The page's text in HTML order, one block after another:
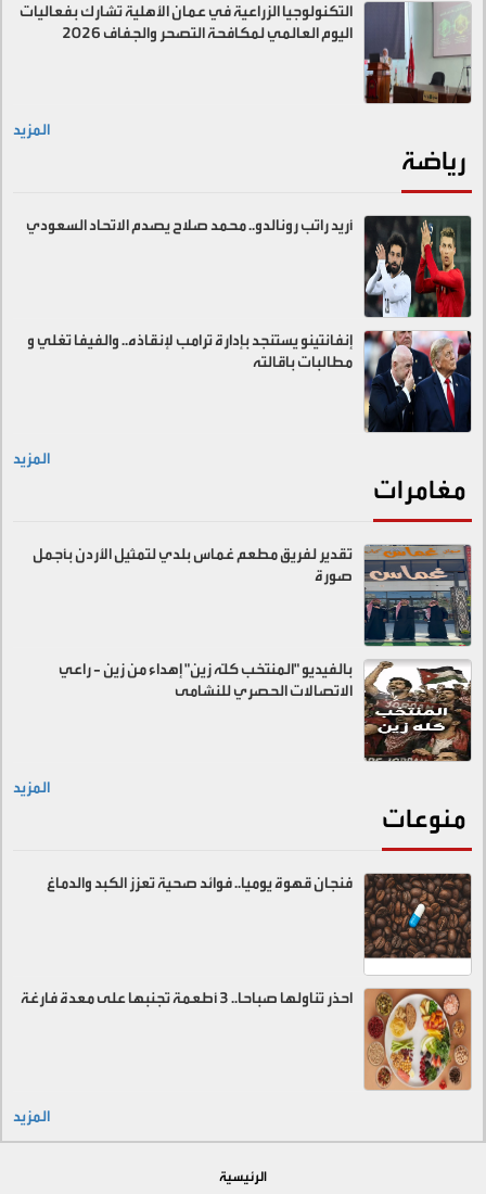
التكنولوجيا الزراعية في عمان الأهلية تشارك بفعاليات
اليوم العالمي لمكافحة التصحر والجفاف 2026
المزيد
رياضة
أريد راتب رونالدو.. محمد صلاح يصدم الاتحاد السعودي
إنفانتينو يستنجد بإدارة ترامب لإنقاذه.. والفيفا تغلي و
مطالبات باقالته
المزيد
مغامرات
تقدير لفريق مطعم غماس بلدي لتمثيل الأردن بأجمل
صورة
بالفيديو "المنتخب كلّه زين" إهداء من زين - راعي
الاتصالات الحصري للنشامى
المزيد
منوعات
فنجان قهوة يوميا.. فوائد صحية تعزز الكبد والدماغ
احذر تناولها صباحا.. 3 أطعمة تجنبها على معدة فارغة
المزيد
الرئيسية